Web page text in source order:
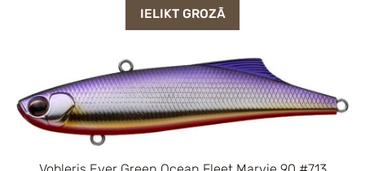
IELIKT GROZĀ